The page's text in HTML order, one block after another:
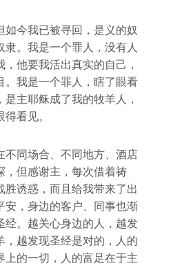
如今我已被寻回，是义的奴
隶。我是一个罪人，没有人
他要我活出真实的自己，
。我是一个罪人，瞎了眼看
主耶稣成了我的牧羊人，
看见。
不同场合、不同地方、酒店
，但感谢主，每次借着祷
胜诱惑，而且给我带来了出
安，身边的客户、同事也渐
经。越关心身边的人，越发
，越发现圣经是对的，人的
上的一切，人的富足在于主